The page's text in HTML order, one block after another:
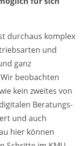
durchaus komplex
und
ganz
beobachten
kein zweites von
Beratungs-
und auch
hier können